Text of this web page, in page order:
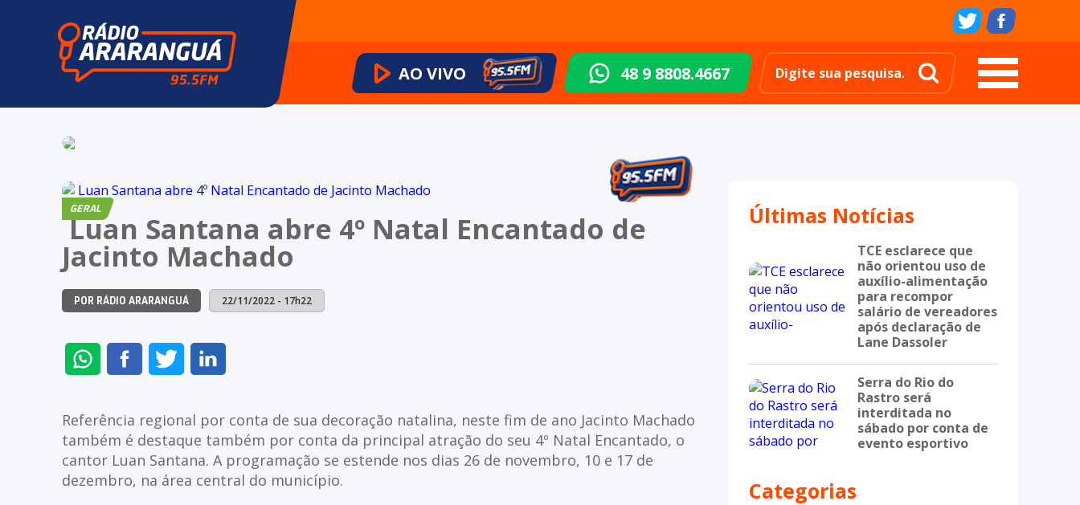
AO VIVO 48 9 8808.4667
GERAL
Luan Santana abre 4º Natal Encantado de
Jacinto Machado
POR RÁDIO ARARANGUÁ 22/11/2022 - 17h22
ENVIAR
NO
COMPARTILHAR
NO
COMPARTILHAR
NO
Referência regional por conta de sua decoração natalina, neste fim de ano Jacinto Machado
também é destaque também por conta da principal atração do seu 4º Natal Encantado, o
cantor Luan Santana. A programação se estende nos dias 26 de novembro, 10 e 17 de
dezembro, na área central do município.
Últimas Notícias
TCE esclarece que
não orientou uso de
auxílio-alimentação
para recompor
salário de vereadores
após declaração de
Lane Dassoler
Serra do Rio do
Rastro será
interditada no
sábado por conta de
evento esportivo
Categorias